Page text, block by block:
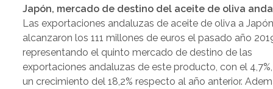
Japón, mercado de destino del aceite de oliva
Las exportaciones andaluzas de aceite de oliva a
alcanzaron los 111 millones de euros el pasado año
representando el quinto mercado de destino de las
exportaciones andaluzas de este producto, con el
un crecimiento del 18,2% respecto al año anterior.